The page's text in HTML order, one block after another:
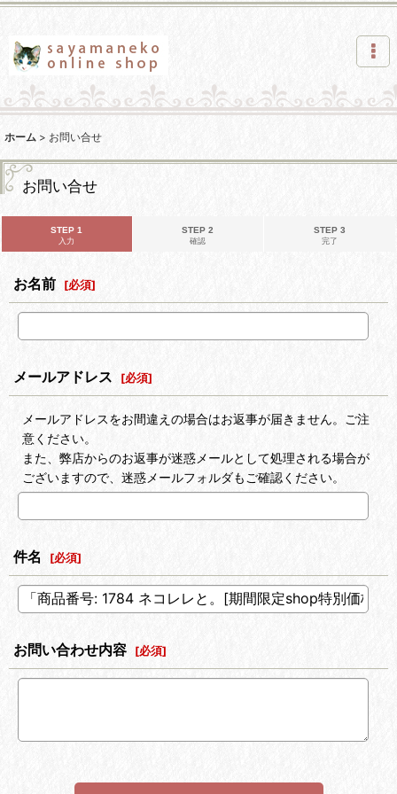
ホーム > お問い合せ
お問い合せ
STEP 1
入力
STEP 2
確認
STEP 3
完了
お名前 [必須]
メールアドレス [必須]
メールアドレスをお間違えの場合はお返事が届きません。ご注
意ください。
また、弊店からのお返事が迷惑メールとして処理される場合が
ございますので、迷惑メールフォルダもご確認ください。
件名 [必須]
お問い合わせ内容 [必須]